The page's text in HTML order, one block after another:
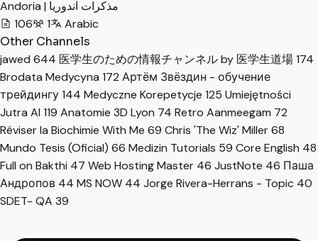
Andoria | مذكرات اندوريا
106
1
Arabic
Other Channels
jawed 644 医学生のための情報チャンネル by 医学生道場174
Brodata Medycyna 172 Артём Звёздин - обучение
трейдингу144 Medyczne Korepetycje 125 Umiejętności
Jutra AI 119 Anatomie 3D Lyon 74 Retro Aanmeegam 72
Réviser la Biochimie With Me 69 Chris 'The Wiz' Miller68
Mundo Tesis (Oficial) 66 Medizin Tutorials 59 Core English 48
Full on Bakthi 47 Web Hosting Master 46 JustNote 46 Паша
Андропов 44 MS NOW 44 Jorge Rivera-Herrans - Topic 40
SDET- QA 39